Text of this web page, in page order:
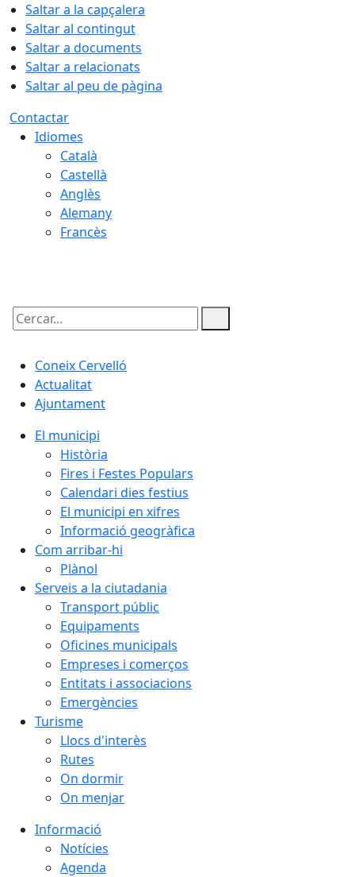
Saltar a la capçalera
Saltar al contingut
Saltar a documents
Saltar a relacionats
Saltar al peu de pàgina
Contactar
Idiomes
Català
Castellà
Anglès
Alemany
Francès
Cercar:
Coneix Cervelló
Actualitat
Ajuntament
El municipi
Història
Fires i Festes Populars
Calendari dies festius
El municipi en xifres
Informació geogràfica
Com arribar-hi
Plànol
Serveis a la ciutadania
Transport públic
Equipaments
Oficines municipals
Empreses i comerços
Entitats i associacions
Emergències
Turisme
Llocs d'interès
Rutes
On dormir
On menjar
Informació
Notícies
Agenda